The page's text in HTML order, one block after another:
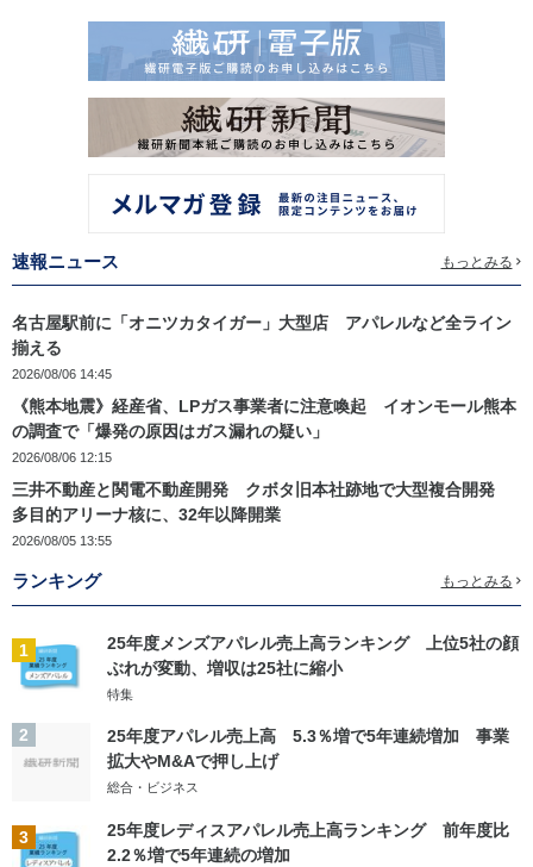
速報ニュース もっとみる
名古屋駅前に「オニツカタイガー」大型店 アパレルなど全ライン
揃える
2026/08/06 14:45
《熊本地震》経産省、LPガス事業者に注意喚起 イオンモール熊本
の調査で「爆発の原因はガス漏れの疑い」
2026/08/06 12:15
三井不動産と関電不動産開発 クボタ旧本社跡地で大型複合開発
多目的アリーナ核に、32年以降開業
2026/08/05 13:55
ランキング もっとみる
1
25年度メンズアパレル売上高ランキング 上位5社の顔
ぶれが変動、増収は25社に縮小
特集
2
25年度アパレル売上高 5.3％増で5年連続増加 事業
拡大やM&Aで押し上げ
総合・ビジネス
3
25年度レディスアパレル売上高ランキング 前年度比
2.2％増で5年連続の増加